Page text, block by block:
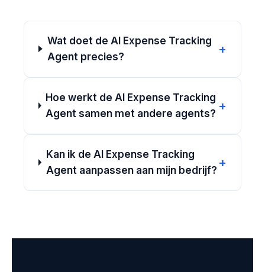
Wat doet de AI Expense Tracking
Agent precies?
+
Hoe werkt de AI Expense Tracking
Agent samen met andere agents?
+
Kan ik de AI Expense Tracking
Agent aanpassen aan mijn bedrijf?
+